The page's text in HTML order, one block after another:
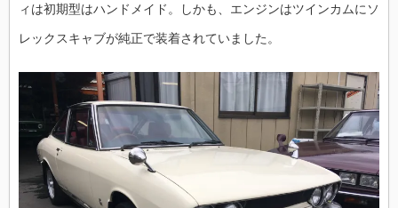
ィは初期型はハンドメイド。しかも、エンジンはツインカムにソ
レックスキャブが純正で装着されていました。